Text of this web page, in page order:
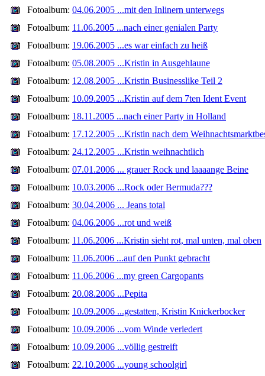
Fotoalbum: 04.06.2005 ...mit den Inlinern unterwegs
Fotoalbum: 11.06.2005 ...nach einer genialen Party
Fotoalbum: 19.06.2005 ...es war einfach zu heiß
Fotoalbum: 05.08.2005 ...Kristin in Ausgehlaune
Fotoalbum: 12.08.2005 ...Kristin Businesslike Teil 2
Fotoalbum: 10.09.2005 ...Kristin auf dem 7ten Ident Event
Fotoalbum: 18.11.2005 ...nach einer Party in Holland
Fotoalbum: 17.12.2005 ...Kristin nach dem
Fotoalbum: 24.12.2005 ...Kristin weihnachtlich
Fotoalbum: 07.01.2006 ... grauer Rock und laaaange Beine
Fotoalbum: 10.03.2006 ...Rock oder Bermuda???
Fotoalbum: 30.04.2006 ... Jeans total
Fotoalbum: 04.06.2006 ...rot und weiß
Fotoalbum: 11.06.2006 ...Kristin sieht rot, mal unten, mal oben
Fotoalbum: 11.06.2006 ...auf den Punkt gebracht
Fotoalbum: 11.06.2006 ...my green Cargopants
Fotoalbum: 20.08.2006 ...Pepita
Fotoalbum: 10.09.2006 ...gestatten, Kristin Knickerbocker
Fotoalbum: 10.09.2006 ...vom Winde verledert
Fotoalbum: 10.09.2006 ...völlig gestreift
Fotoalbum: 22.10.2006 ...young schoolgirl